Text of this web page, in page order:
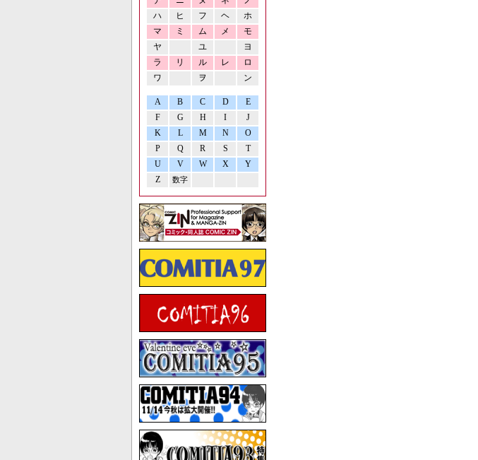
ハ
ヒ フ ヘ
ホ
マ
ミ ム メ
モ
ヤ
ユ
ヨ
ラ
リ ル レ
ロ
ワ
ヲ ン
A B C D
E
F
G H I
J
K
L M N
O
P
Q R S
T
U
V W X
Y
Z
数字